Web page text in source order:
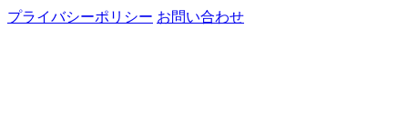
プライバシーポリシー お問い合わせ